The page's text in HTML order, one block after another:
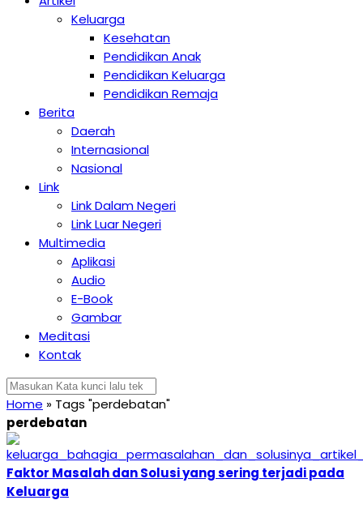
Keluarga
Kesehatan
Pendidikan Anak
Pendidikan Keluarga
Pendidikan Remaja
Berita
Daerah
Internasional
Nasional
Link
Link Dalam Negeri
Link Luar Negeri
Multimedia
Aplikasi
Audio
E-Book
Gambar
Meditasi
Kontak
Home » Tags "perdebatan"
perdebatan
Faktor Masalah dan Solusi yang sering terjadi pada
Keluarga